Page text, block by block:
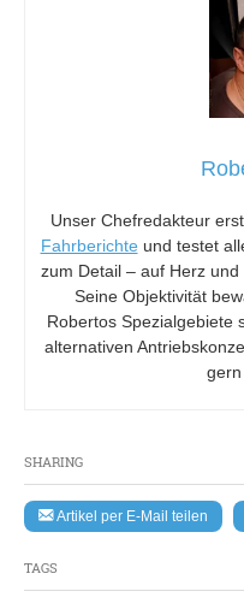
SHARING
Artikel per E-Mail teilen
TAGS
Unser Chefredakteur
Fahrberichte und testet
zum Detail – auf Herz
Seine Objektivität
Robertos Spezialgebiete
alternativen
gern